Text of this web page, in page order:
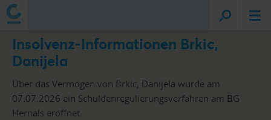
Insolvenz-Informationen Brkic,
Danijela
Über das Vermögen von Brkic, Danijela wurde am
07.07.2026 ein Schuldenregulierungsverfahren am BG
Hernals eröffnet.